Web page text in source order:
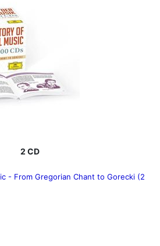
2 CD
- From Gregorian Chant to Gorecki (2